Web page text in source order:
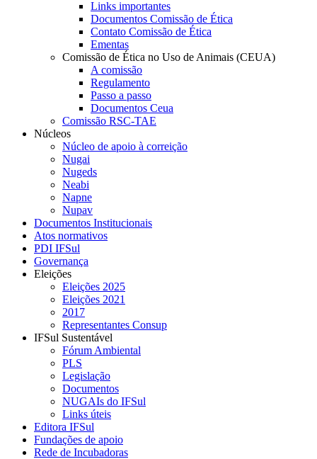
Links importantes
Documentos Comissão de Ética
Contato Comissão de Ética
Ementas
Comissão de Ética no Uso de Animais (CEUA)
A comissão
Regulamento
Passo a passo
Documentos Ceua
Comissão RSC-TAE
Núcleos
Núcleo de apoio à correição
Nugai
Nugeds
Neabi
Napne
Nupav
Documentos Institucionais
Atos normativos
PDI IFSul
Governança
Eleições
Eleições 2025
Eleições 2021
2017
Representantes Consup
IFSul Sustentável
Fórum Ambiental
PLS
Legislação
Documentos
NUGAIs do IFSul
Links úteis
Editora IFSul
Fundações de apoio
Rede de Incubadoras